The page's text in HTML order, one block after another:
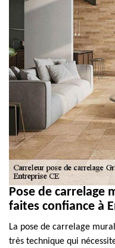
Pose de carrelage
faites confiance à
La pose de carrelage
très technique qui